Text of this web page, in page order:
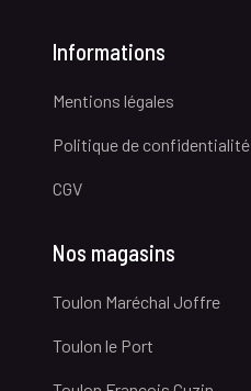
Informations
Mentions légales
Politique de confidentialité
CGV
Nos magasins
Toulon Maréchal Joffre
Toulon le Port